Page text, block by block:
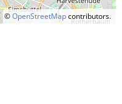
©OpenStreetMapcontributors.